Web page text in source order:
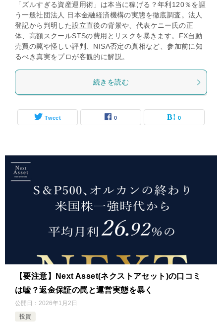
「ズルすぎる資産運用術」は本当に稼げる？年利120％を謳
う一般社団法人 日本金融経済機構の実態を徹底調査。法人
登記から判明した設立直後の背景や、代表ケニー氏の正
体、高額スクールSTSの費用とリスクを暴きます。FX自動
売買の罠や怪しい評判、NISA否定の真相など、参加前に知
るべき真実をプロが客観的に解説。
続きを読む
Tweet 0 0
【要注意】Next Asset(ネクストアセット)の口コミ
は嘘？返金保証の罠と運営実態を暴く
公開日： 2026年1月2日
投資